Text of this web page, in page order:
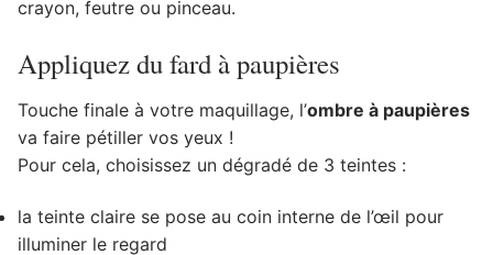
crayon, feutre ou pinceau.
Appliquez du fard à paupières
Touche finale à votre maquillage, l’ombre à paupières
va faire pétiller vos yeux !
Pour cela, choisissez un dégradé de 3 teintes :
la teinte claire se pose au coin interne de l’œil pour
illuminer le regard